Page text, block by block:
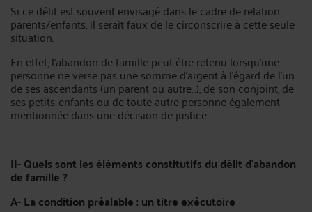
Si ce délit est souvent envisagé dans le cadre de relation
parents/enfants, il serait faux de le circonscrire à cette seule
situation.
En effet, l’abandon de famille peut être retenu lorsqu’une
personne ne verse pas une somme d’argent à l’égard de l’un
de ses ascendants (un parent ou autre…), de son conjoint, de
ses petits-enfants ou de toute autre personne également
mentionnée dans une décision de justice.
II- Quels sont les éléments constitutifs du délit d’abandon
de famille ?
A- La condition préalable : un titre exécutoire